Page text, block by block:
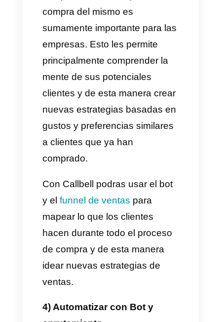
– Mensajes sin respuesta
– Enrutamiento Automático
– Número de casos
manejados / que se les ha
dado una nueva ruta
– Tiempo promedio para
enviar un chat al
enrutamiento automático
Estas estadísticas harán que
sea más fácil la recolección y la
interpretación de los datos, y
cual centrar el proceso de toma